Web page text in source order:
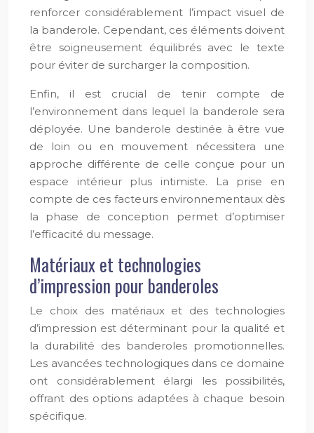
renforcer considérablement l’impact visuel de
la banderole. Cependant, ces éléments doivent
être soigneusement équilibrés avec le texte
pour éviter de surcharger la composition.
Enfin, il est crucial de tenir compte de
l’environnement dans lequel la banderole sera
déployée. Une banderole destinée à être vue
de loin ou en mouvement nécessitera une
approche différente de celle conçue pour un
espace intérieur plus intimiste. La prise en
compte de ces facteurs environnementaux dès
la phase de conception permet d’optimiser
l’efficacité du message.
Matériaux et technologies
d’impression pour banderoles
Le choix des matériaux et des technologies
d’impression est déterminant pour la qualité et
la durabilité des banderoles promotionnelles.
Les avancées technologiques dans ce domaine
ont considérablement élargi les possibilités,
offrant des options adaptées à chaque besoin
spécifique.